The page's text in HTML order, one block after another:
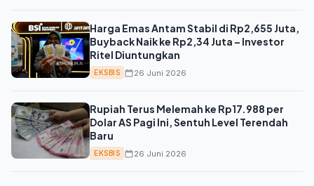
Harga Emas Antam Stabil di Rp2,655 Juta,
Buyback Naik ke Rp2,34 Juta – Investor
Ritel Diuntungkan
EKSBIS 26 Juni 2026
Rupiah Terus Melemah ke Rp17.988 per
Dolar AS Pagi Ini, Sentuh Level Terendah
Baru
EKSBIS 26 Juni 2026